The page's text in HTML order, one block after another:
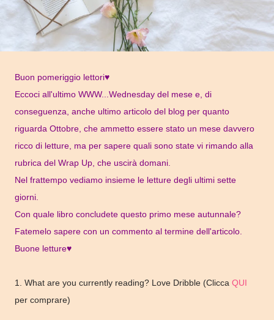
Buon pomeriggio lettori♥
Eccoci all'ultimo WWW...Wednesday del mese e, di
conseguenza, anche ultimo articolo del blog per quanto
riguarda Ottobre, che ammetto essere stato un mese davvero
ricco di letture, ma per sapere quali sono state vi rimando alla
rubrica del Wrap Up, che uscirà domani.
Nel frattempo vediamo insieme le letture degli ultimi sette
giorni.
Con quale libro concludete questo primo mese autunnale?
Fatemelo sapere con un commento al termine dell'articolo.
Buone letture♥
1. What are you currently reading? Love Dribble (Clicca QUI
per comprare)